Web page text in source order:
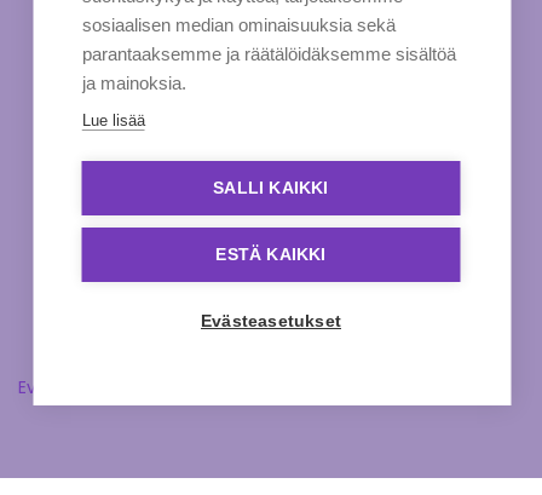
Evästeasetukset
sosiaalisen median ominaisuuksia sekä
parantaaksemme ja räätälöidäksemme sisältöä
ja mainoksia.
Lue lisää
SALLI KAIKKI
ESTÄ KAIKKI
Evästeasetukset